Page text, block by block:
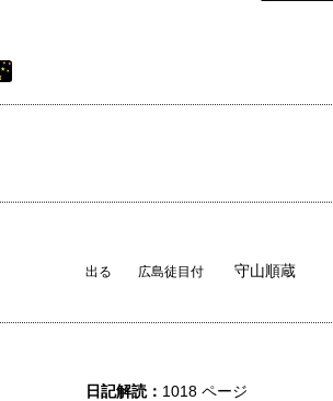
出る 広島徒目付守山順蔵
日記解読： 1018 ページ